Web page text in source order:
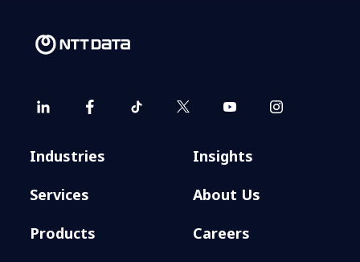
Industries
Services
Products
Insights
About Us
Careers